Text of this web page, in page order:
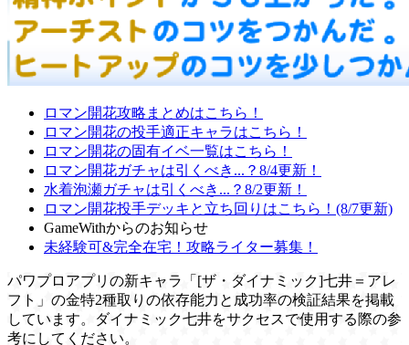
ロマン開花攻略まとめはこちら！
ロマン開花の投手適正キャラはこちら！
ロマン開花の固有イベ一覧はこちら！
ロマン開花ガチャは引くべき...？8/4更新！
水着泡瀬ガチャは引くべき...？8/2更新！
ロマン開花投手デッキと立ち回りはこちら！(8/7更新)
GameWithからのお知らせ
未経験可&完全在宅！攻略ライター募集！
パワプロアプリの新キャラ「[ザ・ダイナミック]七井＝アレ
フト」の金特2種取りの依存能力と成功率の検証結果を掲載
しています。ダイナミック七井をサクセスで使用する際の参
考にしてください。